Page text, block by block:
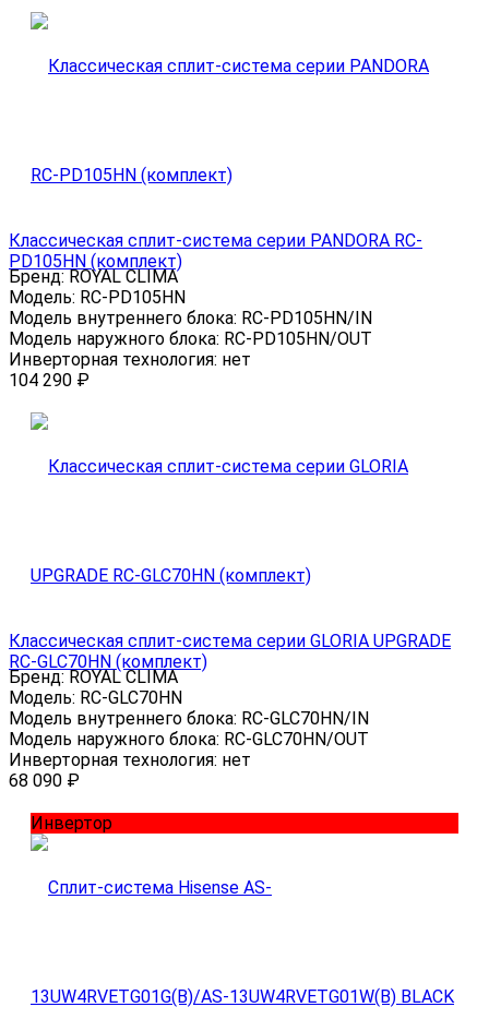
Классическая сплит-система серии PANDORA RC-
PD105HN (комплект)
Бренд: ROYAL CLIMA
Модель: RC-PD105HN
Модель внутреннего блока: RC-PD105HN/IN
Модель наружного блока: RC-PD105HN/OUT
Инверторная технология: нет
104 290 ₽
Классическая сплит-система серии GLORIA UPGRADE
RC-GLC70HN (комплект)
Бренд: ROYAL CLIMA
Модель: RC-GLC70HN
Модель внутреннего блока: RC-GLC70HN/IN
Модель наружного блока: RC-GLC70HN/OUT
Инверторная технология: нет
68 090 ₽
Инвертор